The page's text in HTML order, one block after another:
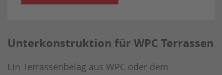
Unterkonstruktion für WPC Terrassen
Ein Terrassenbelag aus WPC oder dem